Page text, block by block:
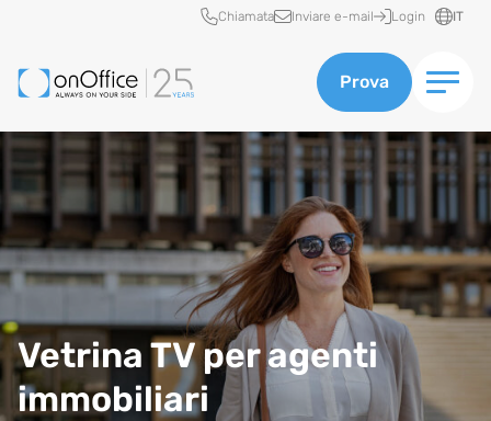
Accesso rapido
Chiamata Inviare e-mail Login IT
Prova
Vetrina TV per agenti
immobiliari